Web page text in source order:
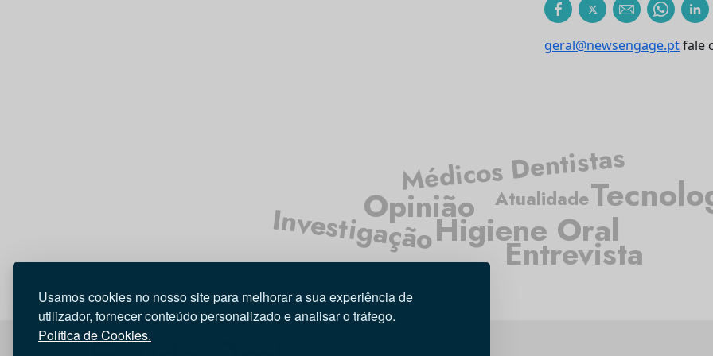
Usamos cookies no nosso site para melhorar a sua experiência de
utilizador, fornecer conteúdo personalizado e analisar o tráfego.
Política de Cookies.
geral@newsengage.ptfale
Atualidade
Médicos Dentistas
Higiene Oral
Entrevista
Opinião
Investigação